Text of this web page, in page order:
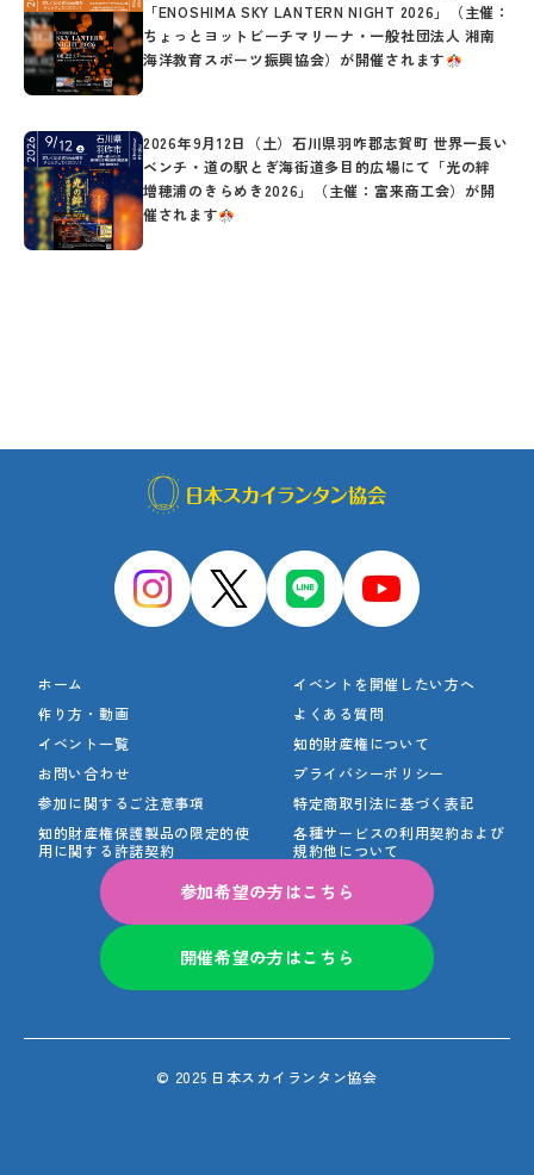
「ENOSHIMA SKY LANTERN NIGHT 2026」（主催：
ちょっとヨットビーチマリーナ・一般社団法人 湘南
海洋教育スポーツ振興協会）が開催されます
2026年9月12日（土）石川県羽咋郡志賀町 世界一長い
ベンチ・道の駅とぎ海街道多目的広場にて「光の絆
増穂浦のきらめき2026」（主催：富来商工会）が開
催されます
ホーム
イベントを開催したい方へ
作り方・動画
よくある質問
イベント一覧
知的財産権について
お問い合わせ
プライバシーポリシー
参加に関するご注意事項
特定商取引法に基づく表記
知的財産権保護製品の限定的使
用に関する許諾契約
各種サービスの利用契約および
規約他について
参加希望の方はこちら
開催希望の方はこちら
© 2025 日本スカイランタン協会